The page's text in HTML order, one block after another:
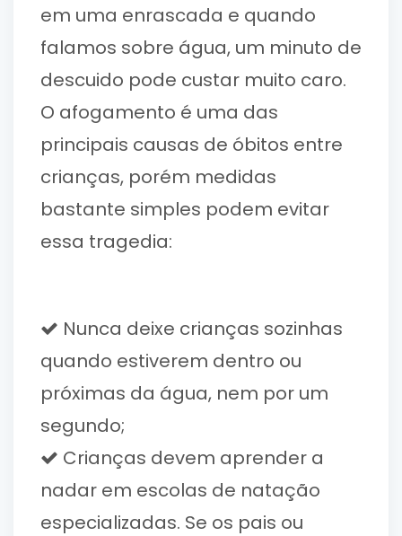
em uma enrascada e quando
falamos sobre água, um minuto de
descuido pode custar muito caro.
O afogamento é uma das
principais causas de óbitos entre
crianças, porém medidas
bastante simples podem evitar
essa tragedia:
Nunca deixe crianças sozinhas
quando estiverem dentro ou
próximas da água, nem por um
segundo;
Crianças devem aprender a
nadar em escolas de natação
especializadas. Se os pais ou